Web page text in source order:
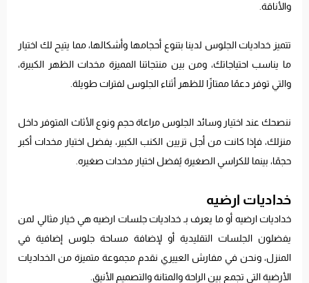
والأناقة.
تتميز خداديات الجلوس لدينا بتنوع أحجامها وأشكالها، مما يتيح لك اختيار
ما يناسب احتياجاتك، ومن بين منتجاتنا المميزة مخدات الظهر الكبيرة،
والتي توفر دعمًا ممتازًا للظهر أثناء الجلوس لفترات طويلة.
ننصحك عند اختيار وسائد الجلوس مراعاة حجم ونوع الأثاث المتوفر داخل
منزلك، فإذا كانت من أجل تزيين الكنب الكبير، يفضل اختيار مخدات أكبر
حجمًا، بينما للكراسي الصغيرة يُفضل اختيار مخدات صغيره.
خداديات ارضيه
خداديات ارضيه أو ما يعرف بـ خداديات جلسات ارضيه هي خيار مثالي لمن
يفضلون الجلسات التقليدية أو لإضافة مساحة جلوس إضافية في
المنزل، ونحن في مفارش العييري نقدم مجموعة متميزة من الخداديات
الأرضية التي تجمع بين الراحة والمتانة والتصميم الأنيق.